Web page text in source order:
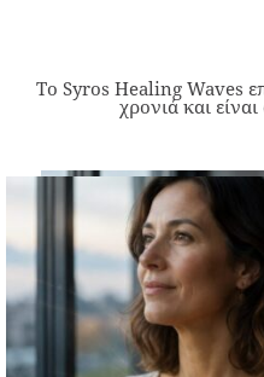
Το Syros Healing Waves
χρονιά και